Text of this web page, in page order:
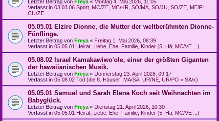
Letzter Beitrag von Freya « Montag 4. Mai 2026, 11:05
Verfasst in 03.03.06 Sport, MC/ZE, MC/KR, SO/MA, SO/JU, SO/ZE, ME/PL =
CU/ZE
05.05.01 Elzire Dionne, die Mutter der weltberühmten Dionne-
Fünflinge.
Letzter Beitrag von Freya « Freitag 1. Mai 2026, 08:39
Verfasst in 05.05.01 Heirat, Liebe, Ehe, Familie, Kinder (5. Hä; MC/VE ...)
05.08.02 Israel Kamakawiwo'ole, einer der größten Giganten
der hawaiianischen Musik.
Letzter Beitrag von Freya « Donnerstag 23. April 2026, 09:17
Verfasst in 05.08.02 Tod (die 8. Häuser; MA/SA, UR/NE, UR/PO = SA/x)
05.05.01 Samuel und Sarah Elena Koch seit Weihnachten im
Babyglück.
Letzter Beitrag von Freya « Dienstag 21. April 2026, 10:30
Verfasst in 05.05.01 Heirat, Liebe, Ehe, Familie, Kinder (5. Hä; MC/VE ...)